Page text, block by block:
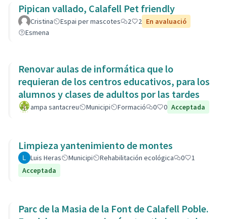
Pipican vallado, Calafell Pet friendly
Cristina Espai per mascotes 2 2 En avaluació
Esmena
Renovar aulas de informática que lo
requieran de los centros educativos, para los
alumnos y clases de adultos por las tardes
ampa santacreu Municipi Formació 0 0 Acceptada
Limpieza yantenimiento de montes
Luis Heras Municipi Rehabilitación ecológica 0
1
Acceptada
Parc de la Masia de la Font de Calafell Poble.